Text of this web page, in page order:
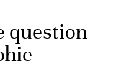
question